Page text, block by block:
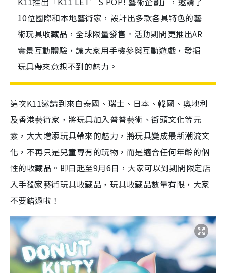
10位國際和本地藝術家，設計出多款各具特色的藝
術玩具收藏品，全球限量發售。活動期間更推出AR
實景互動體驗，讓大家用手機參與互動遊戲，發掘
玩具帶來意想不到的魅力。
這次K11邀請到來自泰國、瑞士、日本、韓國、奧地利
及香港藝術家，將玩具加入普普藝術、街頭文化等元
素，大大增添玩具帶來的魅力，將玩具變成最新潮流文
化，不再只是兒童專有的玩物，而是適合任何年齡的個
性的收藏品。即日起至9月6日，大家可以到期間限定店
入手獨家藝術玩具收藏品，玩具收藏品數量有限，大家
不要錯過啦！